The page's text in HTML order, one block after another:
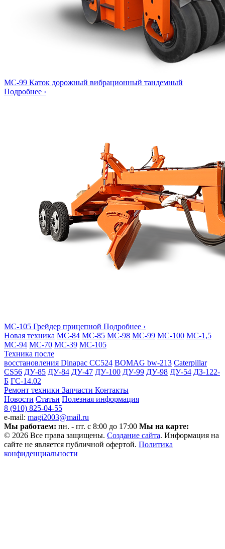
МС-99 Каток дорожный вибрационный тандемный
Подробнее ›
МС-105 Грейдер прицепной Подробнее ›
Новая техника МС-84 МС-85 МС-98 МС-99 МС-100 МС-1,5
МС-94 МС-70 МС-39 МС-105
Техника после
восстановления Dinapac СС524 BOMAG bw-213 Caterpillar
CS56 ДУ-85 ДУ-84 ДУ-47 ДУ-100 ДУ-99 ДУ-98 ДУ-54 ДЗ-122-
Б ГС-14.02
Ремонт техники Запчасти Контакты
Новости Статьи Полезная информация
8 (910) 825-04-55
e-mail: magi2003@mail.ru
Мы работаем: пн. - пт. с 8:00 до 17:00 Мы на карте:
© 2026 Все права защищены. Создание сайта. Информация на
сайте не является публичной офертой. Политика
конфиденциальности